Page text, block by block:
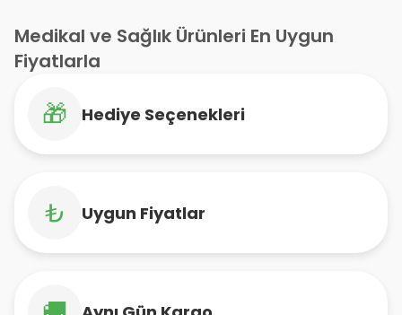
Medikal ve Sağlık Ürünleri En Uygun
Fiyatlarla
🎁 Hediye Seçenekleri
₺ Uygun Fiyatlar